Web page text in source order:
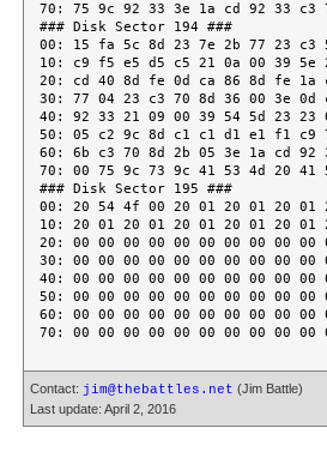
Contact: jim@thebattles.net (Jim Battle)
Last update: April 2, 2016